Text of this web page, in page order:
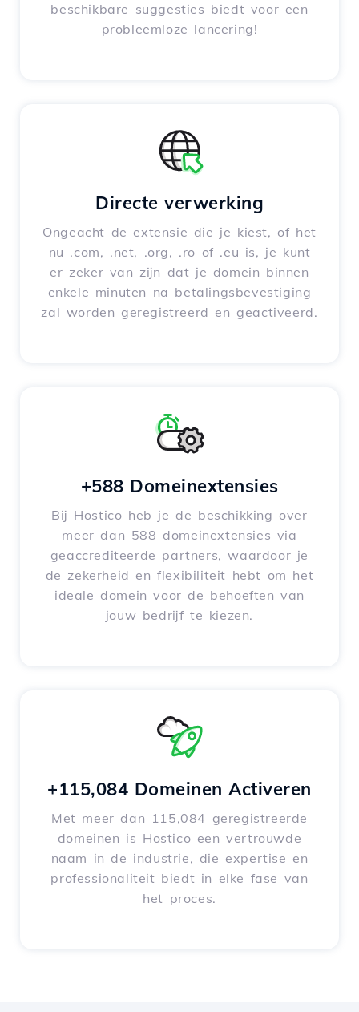
beschikbare suggesties biedt voor een
probleemloze lancering!
Directe verwerking
Ongeacht de extensie die je kiest, of het
nu .com, .net, .org, .ro of .eu is, je kunt
er zeker van zijn dat je domein binnen
enkele minuten na betalingsbevestiging
zal worden geregistreerd en geactiveerd.
+588 Domeinextensies
Bij Hostico heb je de beschikking over
meer dan 588 domeinextensies via
geaccrediteerde partners, waardoor je
de zekerheid en flexibiliteit hebt om het
ideale domein voor de behoeften van
jouw bedrijf te kiezen.
+115,084 Domeinen Activeren
Met meer dan 115,084 geregistreerde
domeinen is Hostico een vertrouwde
naam in de industrie, die expertise en
professionaliteit biedt in elke fase van
het proces.